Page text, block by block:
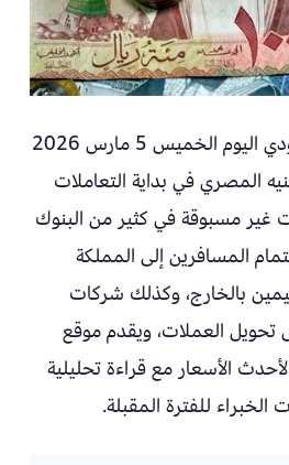
شهد سعر الريال السعودي اليوم الخميس 5 مارس 2026
المصري في بداية التعاملات
غير مسبوقة في كثير من البنوك
المسافرين إلى المملكة
بالخارج، وكذلك شركات
تحويل العملات، ويقدم موقع
الأسعار مع قراءة تحليلية
للفترة المقبلة.